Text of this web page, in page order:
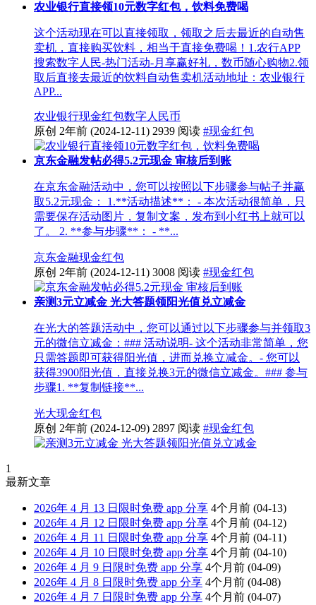
农业银行直接领10元数字红包，饮料免费喝
这个活动现在可以直接领取，领取之后去最近的自动售
卖机，直接购买饮料，相当于直接免费喝！1.农行APP
搜索数字人民-热门活动-月享赢好礼，数币随心购物2.领
取后直接去最近的饮料自动售卖机活动地址：农业银行
APP...
农业银行现金红包数字人民币
原创 2年前 (2024-12-11) 2939 阅读 #现金红包
京东金融发帖必得5.2元现金 审核后到账
在京东金融活动中，您可以按照以下步骤参与帖子并赢
取5.2元现金： 1.**活动描述**： - 本次活动很简单，只
需要保存活动图片，复制文案，发布到小红书上就可以
了。 2. **参与步骤**： - **...
京东金融现金红包
原创 2年前 (2024-12-11) 3008 阅读 #现金红包
亲测3元立减金 光大答题领阳光值兑立减金
在光大的答题活动中，您可以通过以下步骤参与并领取3
元的微信立减金：### 活动说明- 这个活动非常简单，您
只需答题即可获得阳光值，进而兑换立减金。- 您可以
获得3900阳光值，直接兑换3元的微信立减金。### 参与
步骤1. **复制链接**...
光大现金红包
原创 2年前 (2024-12-09) 2897 阅读 #现金红包
1
最新文章
2026年 4 月 13 日限时免费 app 分享 4个月前 (04-13)
2026年 4 月 12 日限时免费 app 分享 4个月前 (04-12)
2026年 4 月 11 日限时免费 app 分享 4个月前 (04-11)
2026年 4 月 10 日限时免费 app 分享 4个月前 (04-10)
2026年 4 月 9 日限时免费 app 分享 4个月前 (04-09)
2026年 4 月 8 日限时免费 app 分享 4个月前 (04-08)
2026年 4 月 7 日限时免费 app 分享 4个月前 (04-07)